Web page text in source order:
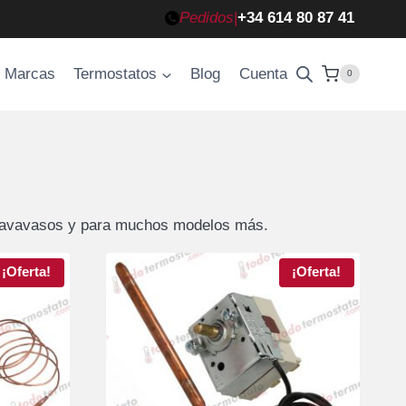
Pedidos|+34 614 80 87 41
Marcas Termostatos Blog Cuenta 0
y para muchos modelos más.
¡Oferta! ¡Oferta!